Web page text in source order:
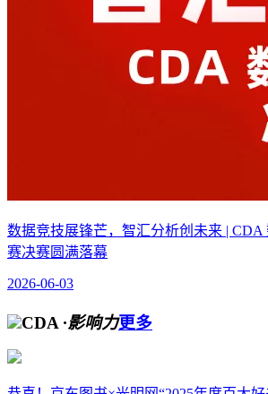
数据竞技展锋芒，智汇分析创未来 | CDA
赛决赛圆满落幕
2026-06-03
CDA ·影响力更多